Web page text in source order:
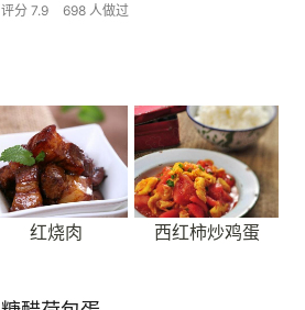
评分 7.9 698 人做过
红烧肉 西红柿炒鸡蛋